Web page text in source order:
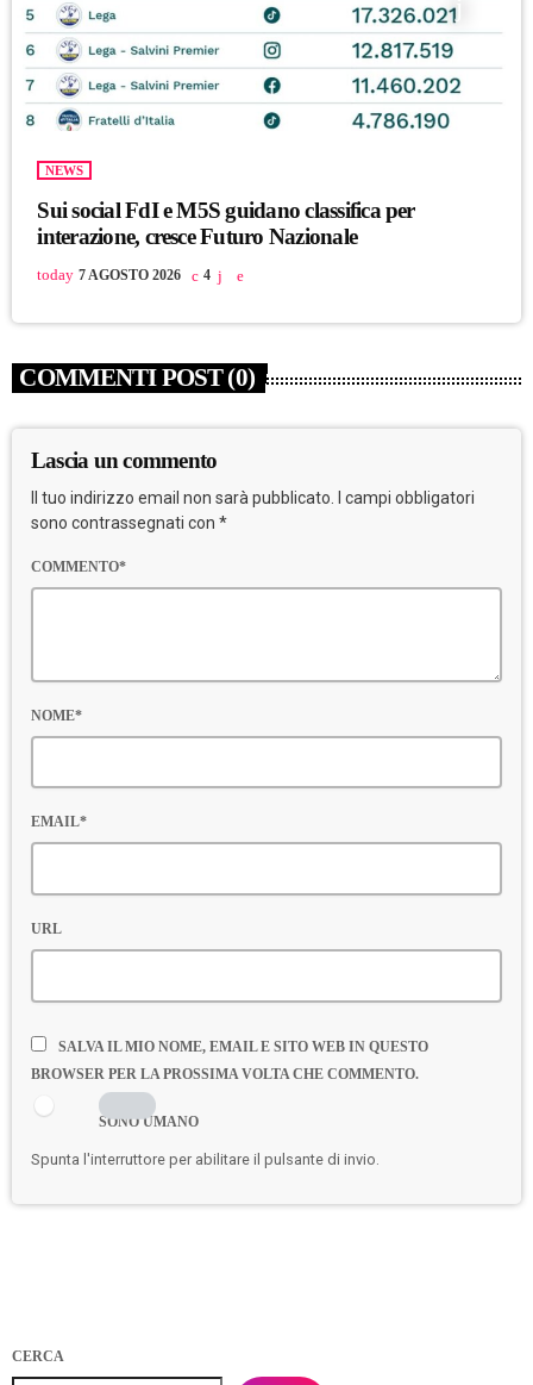
NEWS
Sui social FdI e M5S guidano classifica per
interazione, cresce Futuro Nazionale
today 7 AGOSTO 2026 4
COMMENTI POST (0)
Lascia un commento
Il tuo indirizzo email non sarà pubblicato. I campi obbligatori
sono contrassegnati con *
COMMENTO*
NOME*
EMAIL*
URL
SALVA IL MIO NOME, EMAIL E SITO WEB IN QUESTO
BROWSER PER LA PROSSIMA VOLTA CHE COMMENTO.
SONO UMANO
Spunta l'interruttore per abilitare il pulsante di invio.
CERCA